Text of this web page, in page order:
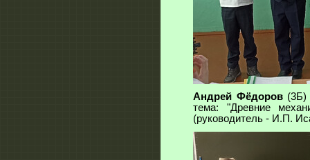
Андрей Фёдоров(3Б)
тема: "Древние
(руководитель - И.П.